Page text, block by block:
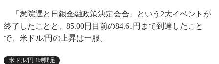
「衆院選と日銀金融政策決定会合」という2大イベントが
終了したことと、85.00円目前の84.61円まで到達したこと
で、米ドル/円の上昇は一服。
米ドル/円 1時間足